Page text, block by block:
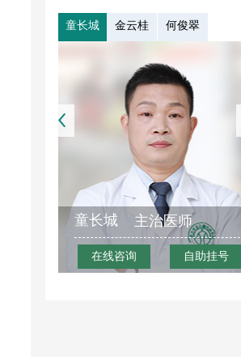
童长城 金云桂 何俊翠
童长城 主治医师
在线咨询 自助挂号